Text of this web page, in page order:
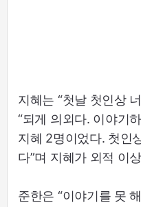
지혜는 “첫날 첫인상
“되게 의외다. 이야기
지혜 2명이었다. 첫인
다”며 지혜가 외적 이
준한은 “이야기를 못